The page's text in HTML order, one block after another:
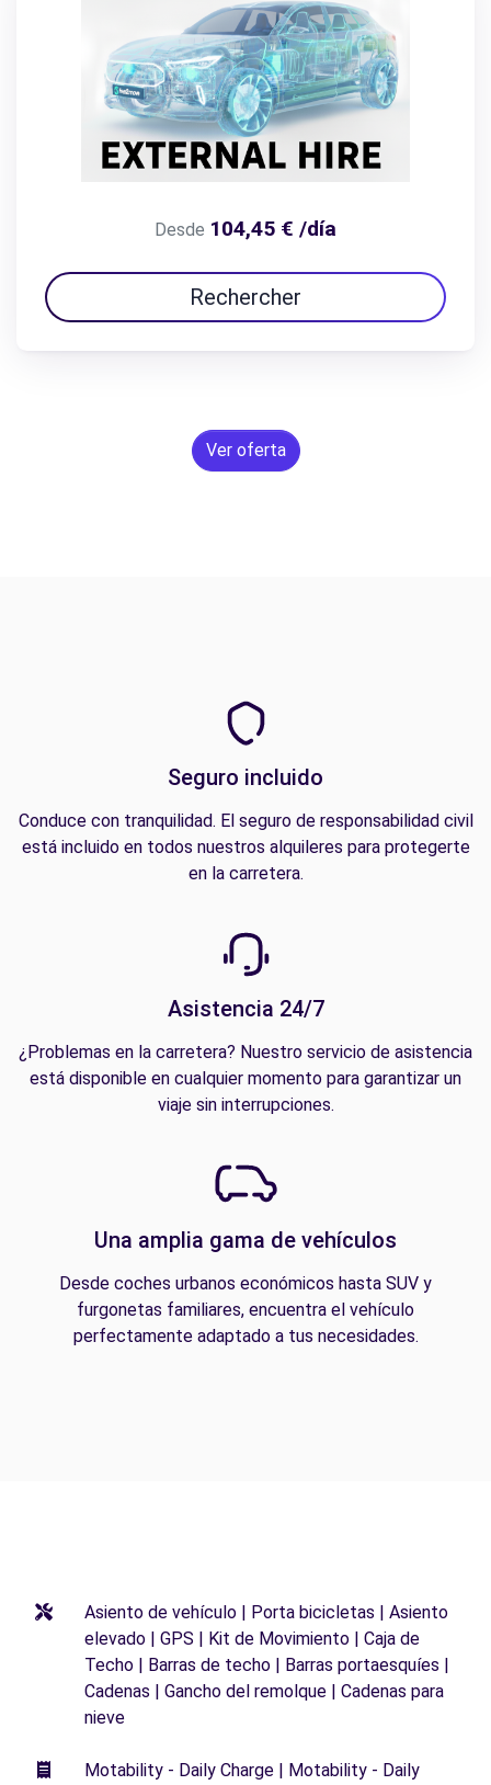
Desde 104,45 € /día
Rechercher
Ver oferta
Seguro incluido
Conduce con tranquilidad. El seguro de responsabilidad civil
está incluido en todos nuestros alquileres para protegerte
en la carretera.
Asistencia 24/7
¿Problemas en la carretera? Nuestro servicio de asistencia
está disponible en cualquier momento para garantizar un
viaje sin interrupciones.
Una amplia gama de vehículos
Desde coches urbanos económicos hasta SUV y
furgonetas familiares, encuentra el vehículo
perfectamente adaptado a tus necesidades.
Asiento de vehículo | Porta bicicletas | Asiento
elevado | GPS | Kit de Movimiento | Caja de
Techo | Barras de techo | Barras portaesquíes |
Cadenas | Gancho del remolque | Cadenas para
nieve
Motability - Daily Charge | Motability - Daily